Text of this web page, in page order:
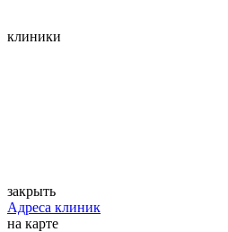
клиники
закрыть
Адреса клиник
на карте